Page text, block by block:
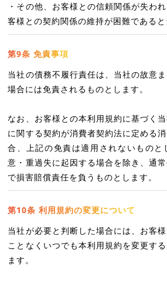
・その他、お客様との信頼関係が失わ
客様との契約関係の維持が困難である
第9条 免責事項
当社の債務不履行責任は、当社の故意
場合には免責されるものとします。
なお、お客様との本利用規約に基づく
に関する契約が消費者契約法に定める
合、上記の免責は適用されないものと
意・重過失に起因する場合を除き、通
で損害賠償責任を負うものとします。
第10条 利用規約の変更について
当社が必要と判断した場合には、お客
ことなくいつでも本利用規約を変更す
ます。